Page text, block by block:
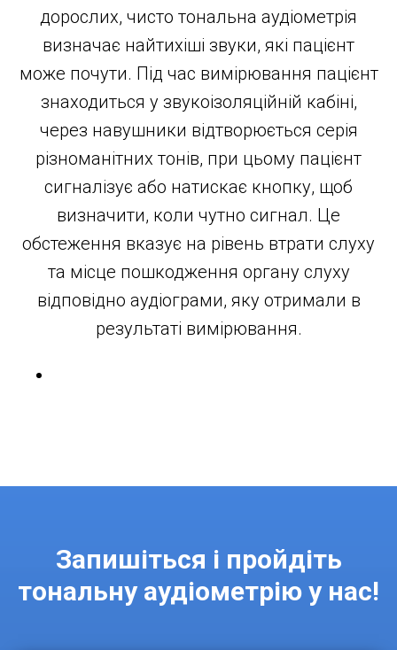
дорослих, чисто тональна аудіометрія
визначає найтихіші звуки, які пацієнт
може почути. Під час вимірювання пацієнт
знаходиться у звукоізоляційній кабіні,
через навушники відтворюється серія
різноманітних тонів, при цьому пацієнт
сигналізує або натискає кнопку, щоб
визначити, коли чутно сигнал. Це
обстеження вказує на рівень втрати слуху
та місце пошкодження органу слуху
відповідно аудіограми, яку отримали в
результаті вимірювання.
Запишіться і пройдіть
тональну аудіометрію у нас!